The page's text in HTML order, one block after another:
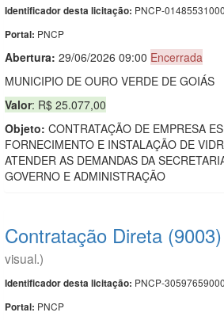
Identificador desta licitação: PNCP-
Portal: PNCP
Abertura: 29/06/2026 09:00 Encerrada
MUNICIPIO DE OURO VERDE DE GOIÁS
Valor: R$ 25.077,00
Objeto: CONTRATAÇÃO DE EMPRESA
FORNECIMENTO E INSTALAÇÃO DE
ATENDER AS DEMANDAS DA
GOVERNO E ADMINISTRAÇÃO
Contratação Direta
visual.)
Identificador desta licitação: PNCP-
Portal: PNCP